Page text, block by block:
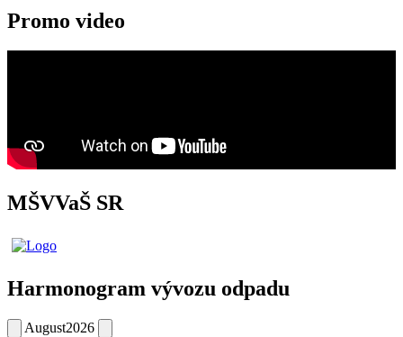
Promo video
MŠVVaŠ SR
Harmonogram vývozu odpadu
August2026